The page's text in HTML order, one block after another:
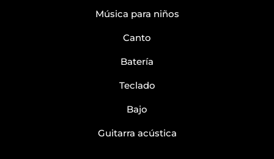
Música para niños
Canto
Batería
Teclado
Bajo
Guitarra acústica